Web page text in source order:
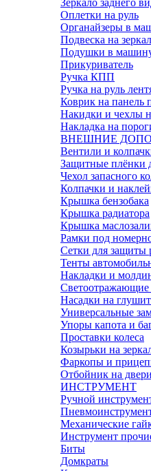
Зеркало заднего
Оплетки на руль
Органайзеры в
Подвеска на
Подушки в
Прикуриватель
Ручка КПП
Ручка на руль
Коврик на панель
Накидки и чехлы
Накладка на
ВНЕШНИЕ
Вентили и
Защитные плёнки
Чехол запасного
Колпачки и
Крышка бензобака
Крышка радиатора
Крышка
Рамки под
Сетки для защиты
Тенты
Накладки и
Светоотражающие
Насадки на
Универсальные
Упоры капота и
Проставки колеса
Козырьки на
Фаркопы и
Отбойник на двери
ИНСТРУМЕНТ
Ручной
Механические
Инструмент
Биты
Домкраты